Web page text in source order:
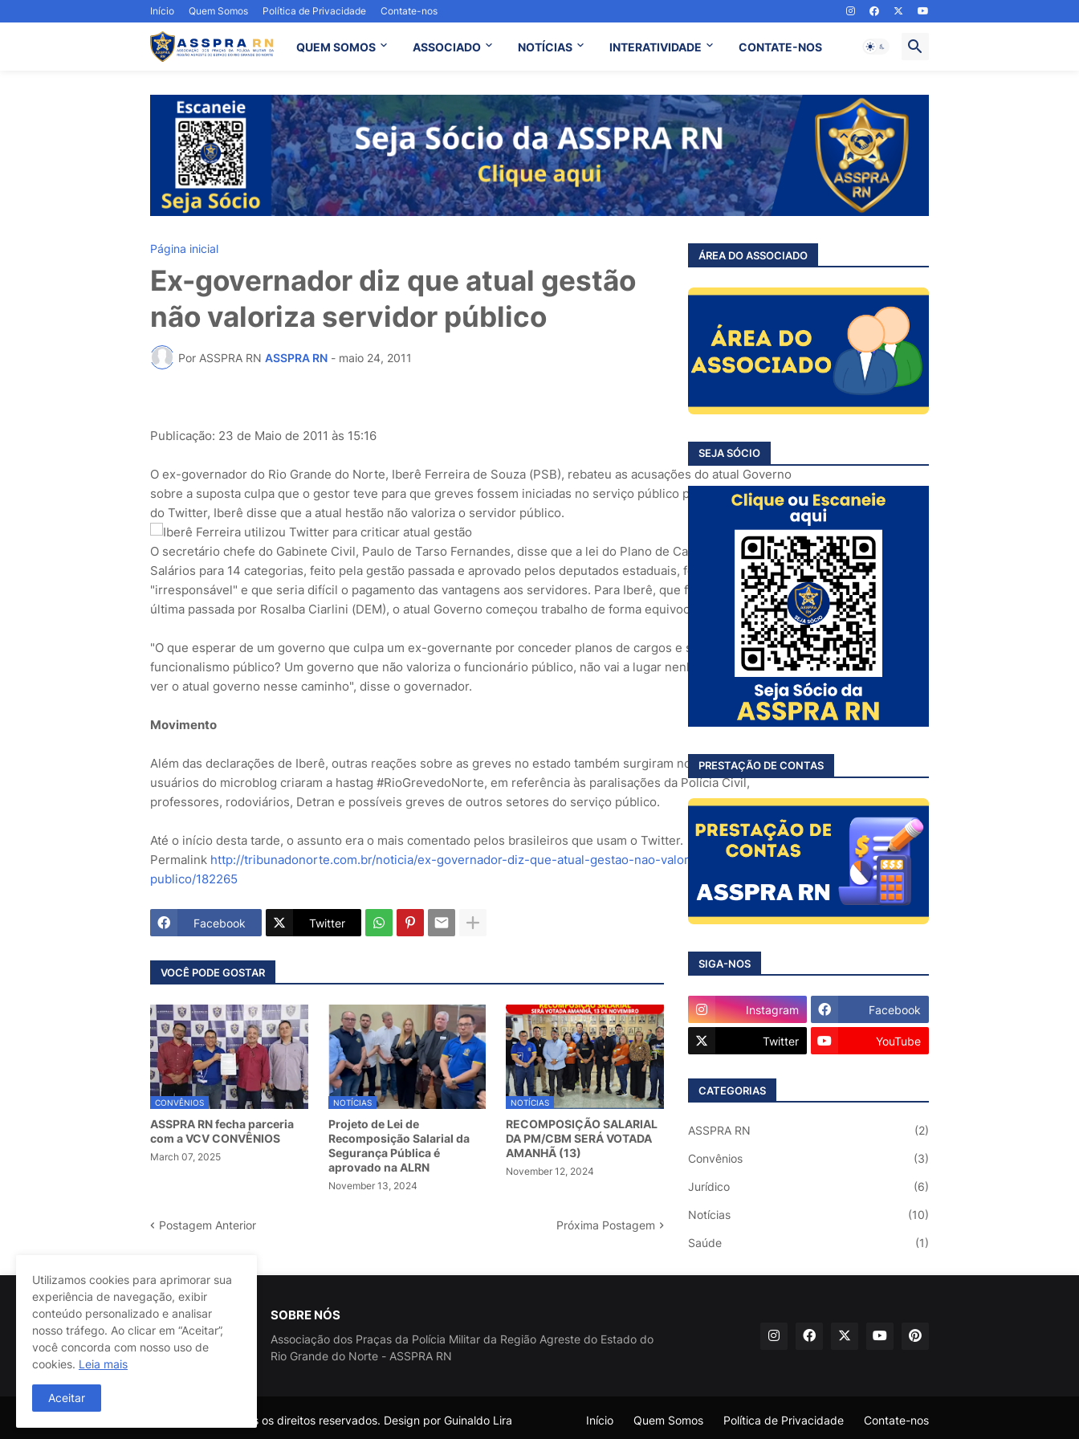
Início Quem Somos Política de Privacidade Contate-nos
QUEM SOMOS ASSOCIADO NOTÍCIAS INTERATIVIDADE CONTATE-NOS
Página inicial
Ex-governador diz que atual gestão
não valoriza servidor público
Por ASSPRA RN ASSPRA RN - maio 24, 2011
Publicação: 23 de Maio de 2011 às 15:16
O ex-governador do Rio Grande do Norte, Iberê Ferreira de Souza (PSB), rebateu as acusações do atual Governo
sobre a suposta culpa que o gestor teve para que greves fossem iniciadas no serviço público potiguar. Através
do Twitter, Iberê disse que a atual hestão não valoriza o servidor público.
O secretário chefe do Gabinete Civil, Paulo de Tarso Fernandes, disse que a lei do Plano de Cargos Carreiras e
Salários para 14 categorias, feito pela gestão passada e aprovado pelos deputados estaduais, foi um ato
"irresponsável" e que seria difícil o pagamento das vantagens aos servidores. Para Iberê, que foi derrotado na
última passada por Rosalba Ciarlini (DEM), o atual Governo começou trabalho de forma equivocada.
"O que esperar de um governo que culpa um ex-governante por conceder planos de cargos e salários ao
funcionalismo público? Um governo que não valoriza o funcionário público, não vai a lugar nenhum. É lamentável
ver o atual governo nesse caminho", disse o governador.
Movimento
Além das declarações de Iberê, outras reações sobre as greves no estado também surgiram no Twitter. Os
usuários do microblog criaram a hastag #RioGrevedoNorte, em referência às paralisações da Polícia Civil,
professores, rodoviários, Detran e possíveis greves de outros setores do serviço público.
Até o início desta tarde, o assunto era o mais comentado pelos brasileiros que usam o Twitter.
Permalink http://tribunadonorte.com.br/noticia/ex-governador-diz-que-atual-gestao-nao-valoriza-servidor-
publico/182265
Facebook Twitter
VOCÊ PODE GOSTAR
CONVÊNIOS
ASSPRA RN fecha parceria
com a VCV CONVÊNIOS
March 07, 2025
NOTÍCIAS
Projeto de Lei de
Recomposição Salarial da
Segurança Pública é
aprovado na ALRN
November 13, 2024
NOTÍCIAS
RECOMPOSIÇÃO SALARIAL
DA PM/CBM SERÁ VOTADA
AMANHÃ (13)
November 12, 2024
Postagem Anterior Próxima Postagem
ÁREA DO ASSOCIADO
SEJA SÓCIO
PRESTAÇÃO DE CONTAS
SIGA-NOS
Instagram Facebook
Twitter YouTube
CATEGORIAS
ASSPRA RN (2)
Convênios (3)
Jurídico (6)
Notícias (10)
Saúde (1)
SOBRE NÓS
Associação dos Praças da Polícia Militar da Região Agreste do Estado do
Rio Grande do Norte - ASSPRA RN
@ASSPRA RN Todos os direitos reservados. Design por Guinaldo Lira Início Quem Somos Política de Privacidade Contate-nos
Utilizamos cookies para aprimorar sua
experiência de navegação, exibir
conteúdo personalizado e analisar
nosso tráfego. Ao clicar em “Aceitar”,
você concorda com nosso uso de
cookies. Leia mais
Aceitar